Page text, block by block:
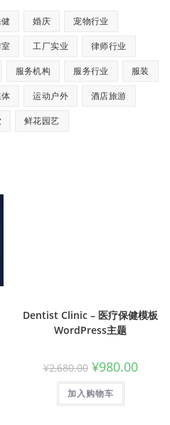
婚庆 宠物行业
工厂实业 律师行业
服务机构 服务行业 服装
运动户外 酒店旅游
鲜花园艺
Dentist Clinic – 医疗保健模板
WordPress主题
¥2,680.00 ¥980.00
加入购物车